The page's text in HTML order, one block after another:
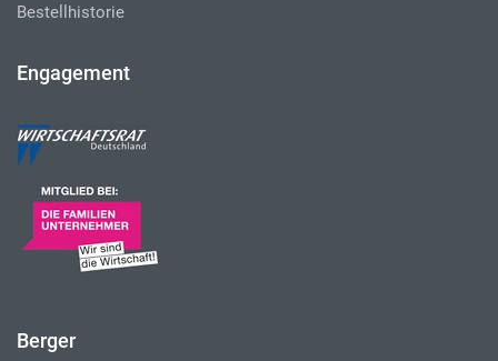
Bestellhistorie
Engagement
Berger